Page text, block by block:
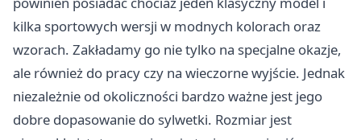
kilka sportowych wersji w modnych kolorach oraz
wzorach. Zakładamy go nie tylko na specjalne okazje,
ale również do pracy czy na wieczorne wyjście. Jednak
niezależnie od okoliczności bardzo ważne jest jego
dobre dopasowanie do sylwetki. Rozmiar jest